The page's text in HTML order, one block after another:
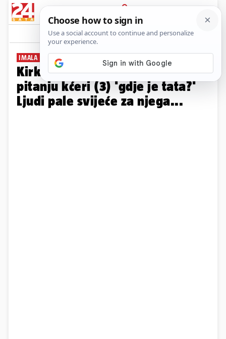
PRIJAVA
Galerija Komentari
IMALA PRVI JAVNI GOVOR
Kirkova udovica o potresnom
pitanju kćeri (3) 'gdje je tata?'
Ljudi pale svijeće za njega...